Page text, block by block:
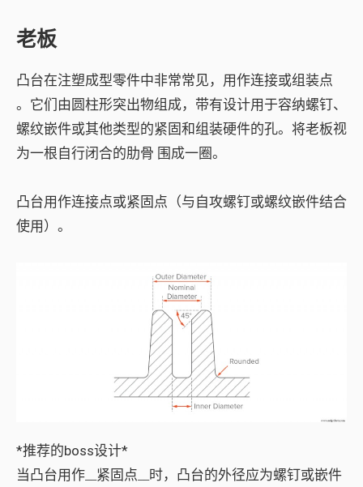
老板
凸台在注塑成型零件中非常常见，用作连接或组装点
。它们由圆柱形突出物组成，带有设计用于容纳螺钉、
螺纹嵌件或其他类型的紧固和组装硬件的孔。将老板视
为一根自行闭合的肋骨 围成一圈。
凸台用作连接点或紧固点（与自攻螺钉或螺纹嵌件结合
使用）。
*推荐的boss设计*
当凸台用作__紧固点__时，凸台的外径应为螺钉或嵌件